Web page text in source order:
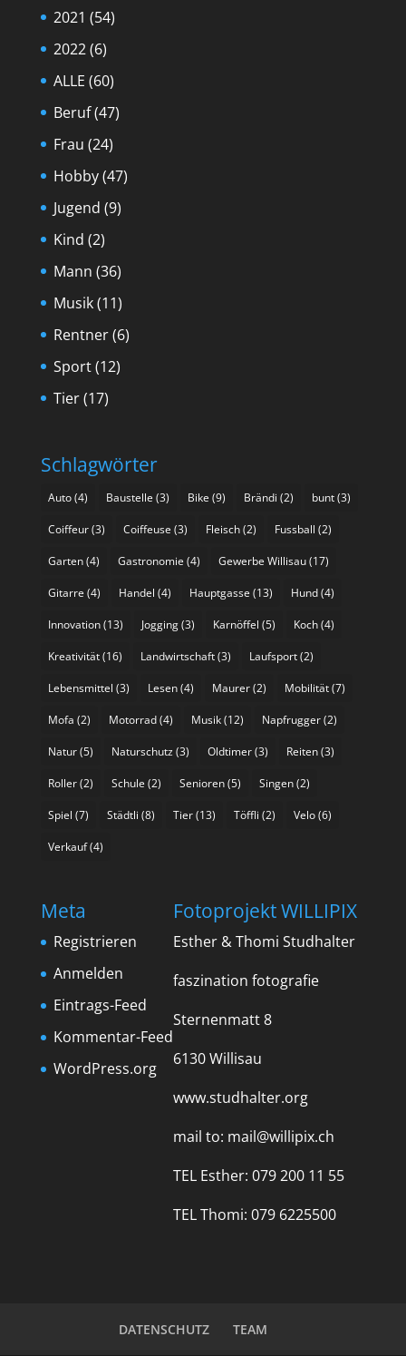
2021 (54)
2022(6)
ALLE (60)
Beruf(47)
Frau (24)
Hobby(47)
Jugend (9)
Kind (2)
Mann (36)
Musik(11)
Rentner(6)
Sport(12)
Tier(17)
Schlagwörter
Auto(4) Baustelle (3) Bike (9) Brändi (2) bunt(3)
Coiffeur(3) Coiffeuse (3) Fleisch(2) Fussball (2)
Garten(4) Gastronomie (4) Gewerbe Willisau(17)
Gitarre (4) Handel (4) Hauptgasse (13) Hund(4)
Innovation(13) Jogging(3) Karnöffel (5) Koch(4)
Kreativität(16) Landwirtschaft(3) Laufsport(2)
Lebensmittel (3) Lesen(4) Maurer(2) Mobilität(7)
Mofa (2) Motorrad(4) Musik(12) Napfrugger(2)
Natur(5) Naturschutz(3) Oldtimer(3) Reiten(3)
Roller(2) Schule (2) Senioren(5) Singen(2)
Spiel (7) Städtli (8) Tier(13) Töffli (2) Velo(6)
Verkauf(4)
Meta
Registrieren
Anmelden
Eintrags-Feed
Kommentar-Feed
WordPress.org
Fotoprojekt WILLIPIX
Esther & Thomi Studhalter
faszination fotografie
Sternenmatt 8
6130 Willisau
www.studhalter.org
mail to: mail@willipix.ch
TEL Esther: 079 200 11 55
TEL Thomi: 079 6225500
DATENSCHUTZ TEAM